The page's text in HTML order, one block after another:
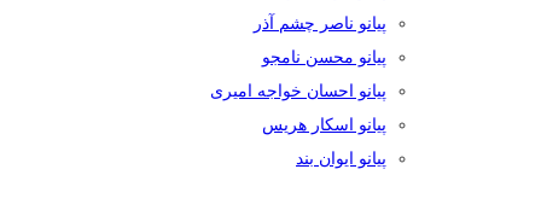
پیانو ناصر چشم آذر
پیانو محسن نامجو
پیانو احسان خواجه امیری
پیانو اسکار هریس
پیانو ایوان بند